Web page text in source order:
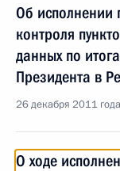
Об исполнении
контроля
данных по
Президента в
26 декабря 2011
О ходе